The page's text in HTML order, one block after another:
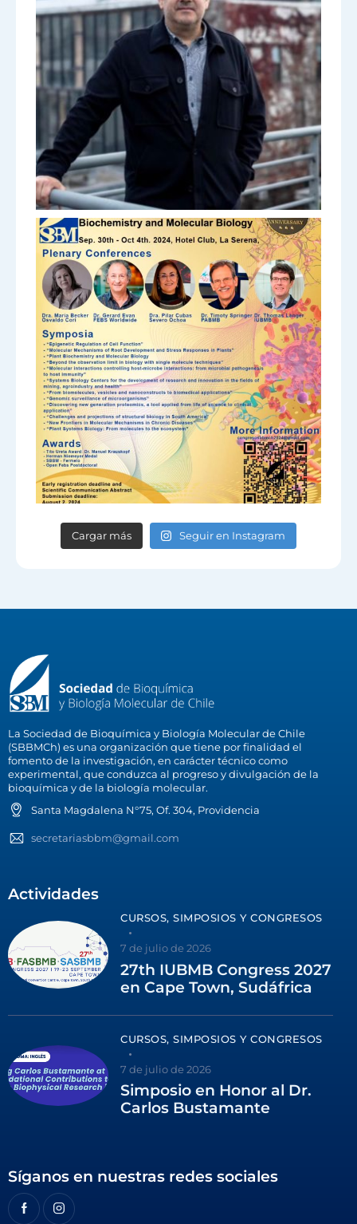
Cargar más Seguir en Instagram
La Sociedad de Bioquímica y Biología Molecular de Chile
(SBBMCh) es una organización que tiene por finalidad el
fomento de la investigación, en carácter técnico como
experimental, que conduzca al progreso y divulgación de la
bioquímica y de la biología molecular.
Santa Magdalena N°75, Of. 304, Providencia
secretariasbbm@gmail.com
Actividades
CURSOS, SIMPOSIOS Y CONGRESOS
7 de julio de 2026
27th IUBMB Congress 2027
en Cape Town, Sudáfrica
CURSOS, SIMPOSIOS Y CONGRESOS
7 de julio de 2026
Simposio en Honor al Dr.
Carlos Bustamante
Síganos en nuestras redes sociales